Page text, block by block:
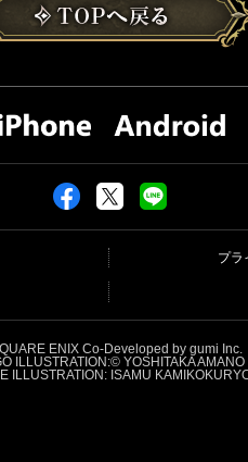
プラ
ENIX Co-Developed by gumi Inc.
ILLUSTRATION:© YOSHITAKA AMANO
ILLUSTRATION: ISAMU